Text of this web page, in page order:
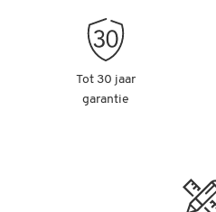
Tot 30 jaar
garantie